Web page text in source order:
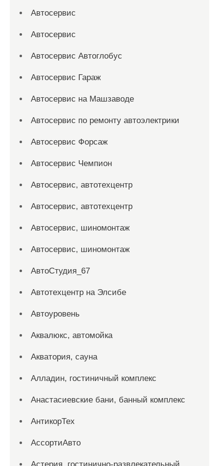
Автосервис
Автосервис
Автосервис Автоглобус
Автосервис Гараж
Автосервис на Машзаводе
Автосервис по ремонту автоэлектрики
Автосервис Форсаж
Автосервис Чемпион
Автосервис, автотехцентр
Автосервис, автотехцентр
Автосервис, шиномонтаж
Автосервис, шиномонтаж
АвтоСтудия_67
Автотехцентр на Элсибе
Автоуровень
Аквалюкс, автомойка
Акватория, сауна
Алладин, гостиничный комплекс
Анастасиевские бани, банный комплекс
АнтикорТех
АссортиАвто